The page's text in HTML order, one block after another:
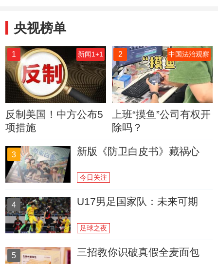
央视榜单
1 新闻1+1
反制美国！中方公布5
项措施
2 中国法治观察
上班“摸鱼”公司有权开
除吗？
3 新版《防卫白皮书》藏祸心
今日关注
4 U17男足国家队：未来可期
足球之夜
5 三招教你识破真假全麦面包